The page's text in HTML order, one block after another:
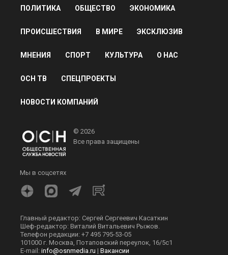
ПОЛИТИКА ОБЩЕСТВО ЭКОНОМИКА
ПРОИСШЕСТВИЯ В МИРЕ ЭКСКЛЮЗИВ
МНЕНИЯ СПОРТ КУЛЬТУРА О НАС
ОСН ТВ СПЕЦПРОЕКТЫ
НОВОСТИ КОМПАНИЙ
© 2026
Все права защищены
Мы в соцсетях
Главный редактор: Сергей Сергеевич Касаткин
Шеф-редактор: Виталий Витальевич Рыжов.
Телефон редакции: +7 495 795-53-05
101000 г. Москва, Потаповский переулок, 16/5с1
E-mail: info@osnmedia.ru | Вакансии